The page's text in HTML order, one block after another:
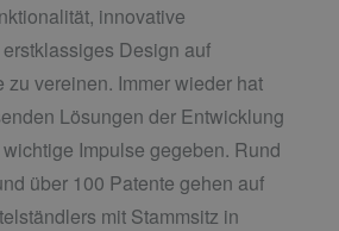
innovative
Design auf
zu vereinen. Immer wieder hat
Lösungen der Entwicklung
Impulse gegeben. Rund
über 100 Patente gehen auf
mit Stammsitz in